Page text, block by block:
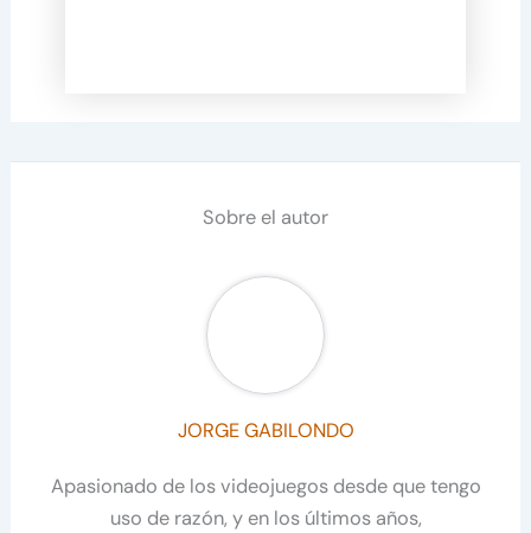
Sobre el autor
JORGE GABILONDO
Apasionado de los videojuegos desde que tengo
uso de razón, y en los últimos años,